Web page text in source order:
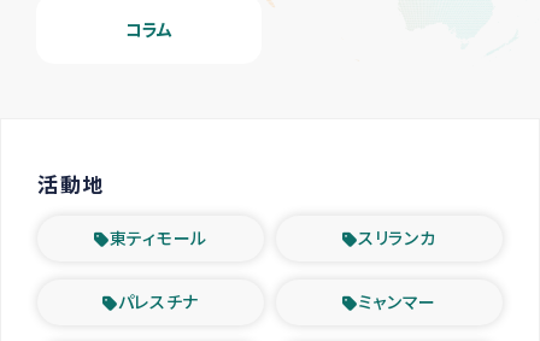
コラム
活動地
東ティモール スリランカ
パレスチナ ミャンマー